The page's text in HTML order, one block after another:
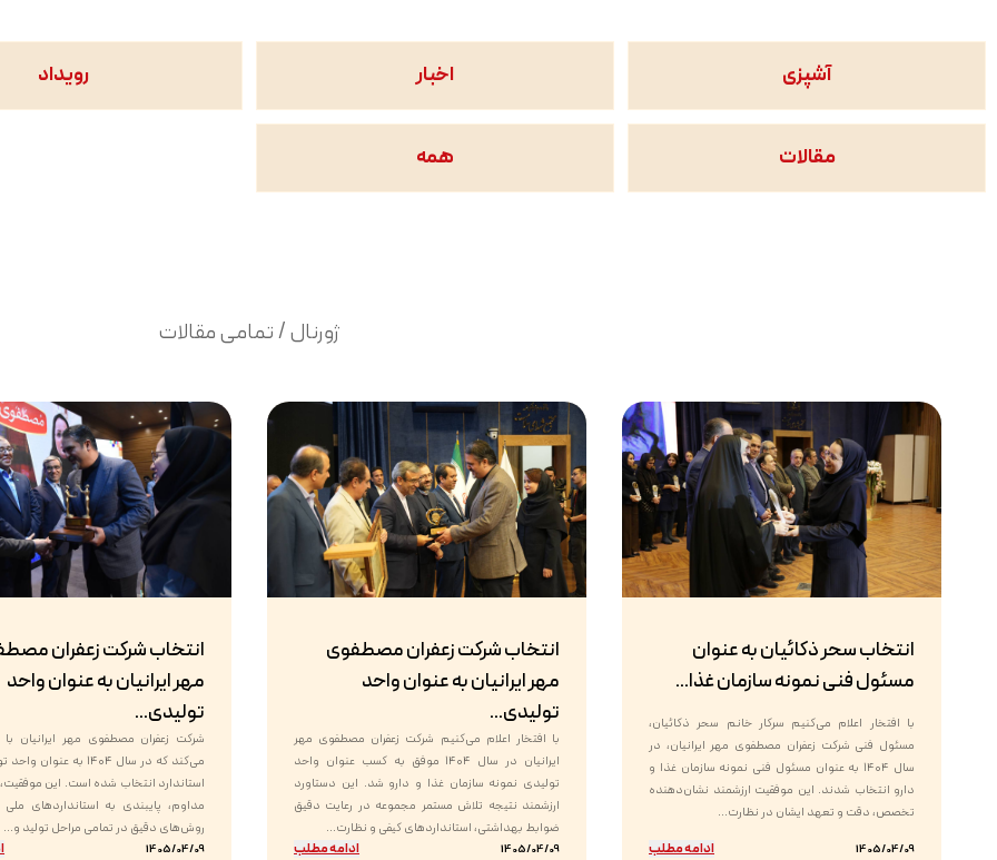
آشپزی اخبار رویداد
مقالات همه
ژورنال / تمامی مقالات
انتخاب سحر ذکائیان به عنوان
مسئول فنی نمونه سازمان غذا...
با افتخار اعلام می‌کنیم سرکار خانم سحر ذکائیان،
مسئول فنی شرکت زعفران مصطفوی مهر ایرانیان، در
سال ۱۴۰۴ به عنوان مسئول فنی نمونه سازمان غذا و
دارو انتخاب شدند. این موفقیت ارزشمند نشان‌دهنده
تخصص، دقت و تعهد ایشان در نظارت...
1405/04/09 ادامه مطلب
انتخاب شرکت زعفران مصطفوی
مهر ایرانیان به عنوان واحد
تولیدی...
با افتخار اعلام می‌کنیم شرکت زعفران مصطفوی مهر
ایرانیان در سال ۱۴۰۴ موفق به کسب عنوان واحد
تولیدی نمونه سازمان غذا و دارو شد. این دستاورد
ارزشمند نتیجه تلاش مستمر مجموعه در رعایت دقیق
ضوابط بهداشتی، استانداردهای کیفی و نظارت...
1405/04/09 ادامه مطلب
انتخاب شرکت زعفران
مهر ایرانیان به عنوان واحد
تولیدی...
شرکت زعفران مصطفوی مهر ایرانیان با
می‌کند که در سال ۱۴۰۴ به
استاندارد انتخاب شده است. این
مداوم، پایبندی به استانداردهای ملی
روش‌های دقیق در تمامی مراحل تولید و...
1405/04/09